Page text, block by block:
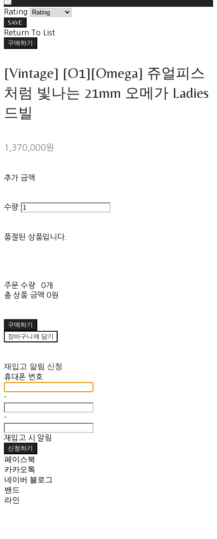
Rating
SAVE
Return To List
구매하기
[Vintage] [O1][Omega] 쥬얼피스
처럼 빛나는 21mm 오메가 Ladies
드빌
1,370,000원
추가 금액
수량
품절된 상품입니다.
주문 수량
0개
총 상품 금액 0원
구매하기
장바구니에 담기
재입고 알림 신청
휴대폰 번호
-
-
재입고 시 알림
신청하기
페이스북
카카오톡
네이버 블로그
밴드
라인